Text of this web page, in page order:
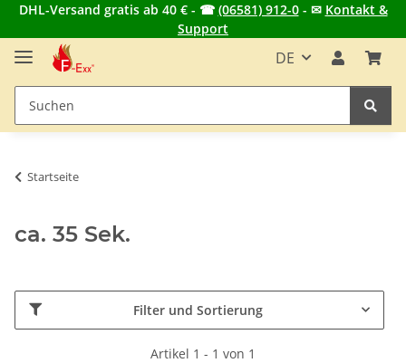
DHL-Versand gratis ab 40 € - ☎ (06581) 912-0- ✉ Kontakt &
Support
DE
Startseite
ca. 35 Sek.
Filter und Sortierung
Artikel 1 - 1 von 1